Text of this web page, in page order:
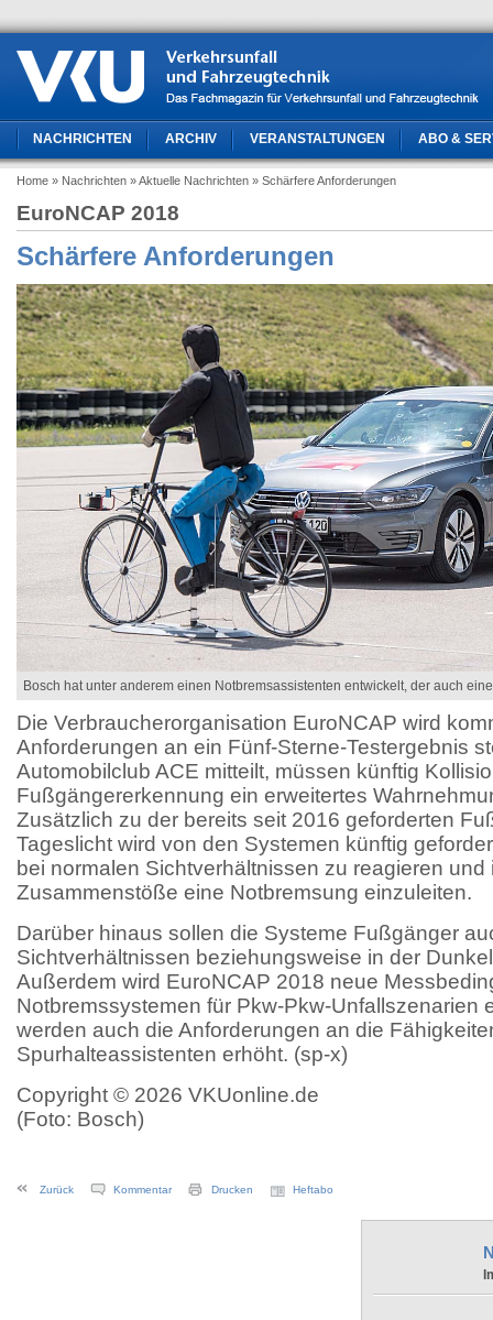
NACHRICHTEN ARCHIV VERANSTALTUNGEN ABO &
Home » Nachrichten » Aktuelle Nachrichten » Schärfere Anforderungen
EuroNCAP 2018
Schärfere Anforderungen
Bosch hat unter anderem einen Notbremsassistenten entwickelt, der auch
Die Verbraucherorganisation EuroNCAP wird
Anforderungen an ein Fünf-Sterne-Testergebnis
Automobilclub ACE mitteilt, müssen künftig
Fußgängererkennung ein erweitertes
Zusätzlich zu der bereits seit 2016 geforderten
Tageslicht wird von den Systemen künftig
bei normalen Sichtverhältnissen zu reagieren und
Zusammenstöße eine Notbremsung einzuleiten.
Darüber hinaus sollen die Systeme Fußgänger
Sichtverhältnissen beziehungsweise in der
Außerdem wird EuroNCAP 2018 neue
Notbremssystemen für Pkw-Pkw-Unfallszenarien
werden auch die Anforderungen an die
Spurhalteassistenten erhöht. (sp-x)
Copyright © 2026 VKUonline.de
(Foto: Bosch)
Zurück Kommentar Drucken Heftabo